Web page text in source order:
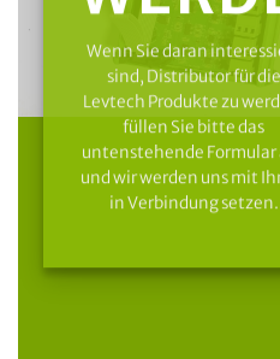
Wenn Sie daran
sind, Distributor für die
Levtech Produkte zu
füllen Sie bitte das
untenstehende Formular
und wir werden uns mit
in Verbindung setzen.